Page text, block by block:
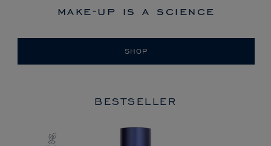
make-up is a science
SHOP
BESTSELLER